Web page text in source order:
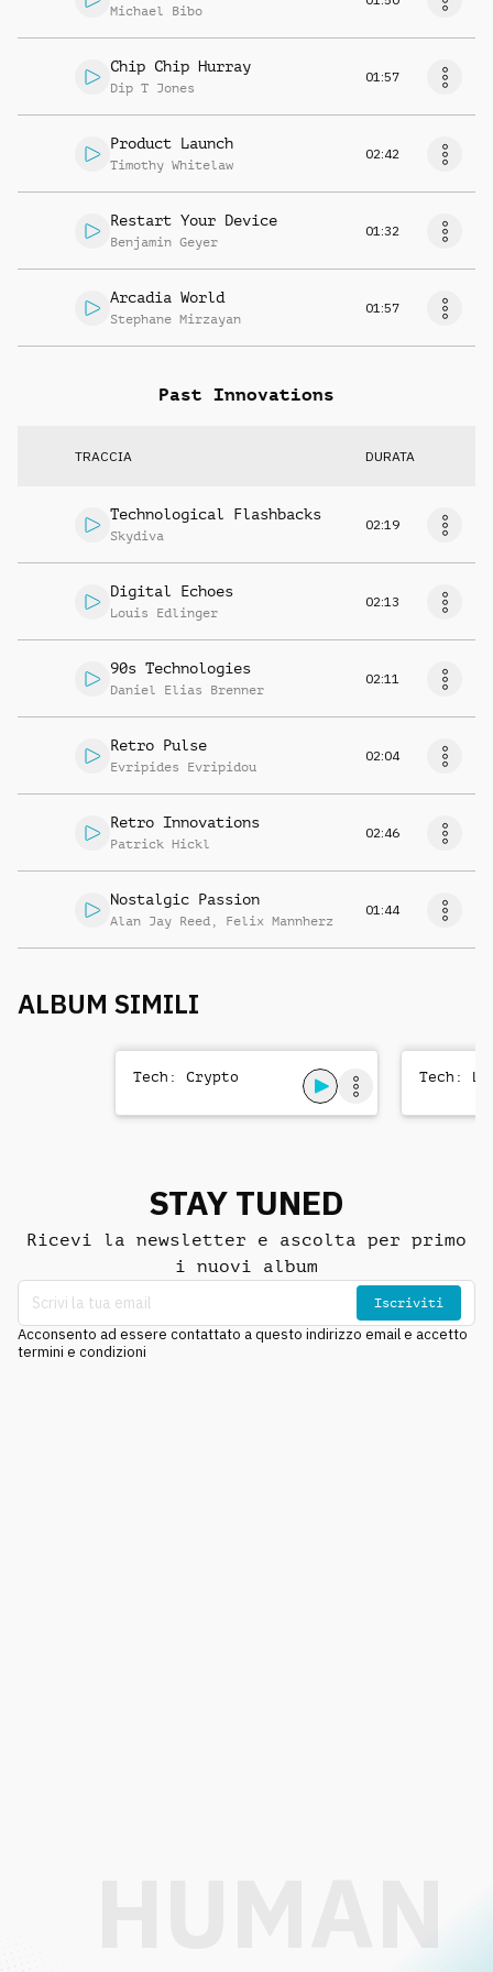
Michael Bibo
Chip Chip Hurray
Dip T Jones
01:57
Product Launch
Timothy Whitelaw
02:42
Restart Your Device
Benjamin Geyer
01:32
Arcadia World
Stephane Mirzayan
01:57
Past Innovations
TRACCIA DURATA
Technological Flashbacks
Skydiva
02:19
Digital Echoes
Louis Edlinger
02:13
90s Technologies
Daniel Elias Brenner
02:11
Retro Pulse
Evripides Evripidou
02:04
Retro Innovations
Patrick Hickl
02:46
Nostalgic Passion
Alan Jay Reed , Felix Mannherz
01:44
ALBUM SIMILI
Tech: Crypto Tech:
STAY TUNED
Ricevi la newsletter e ascolta per primo
i nuovi album
Iscriviti
Acconsento ad essere contattato a questo indirizzo email e accetto
termini e condizioni